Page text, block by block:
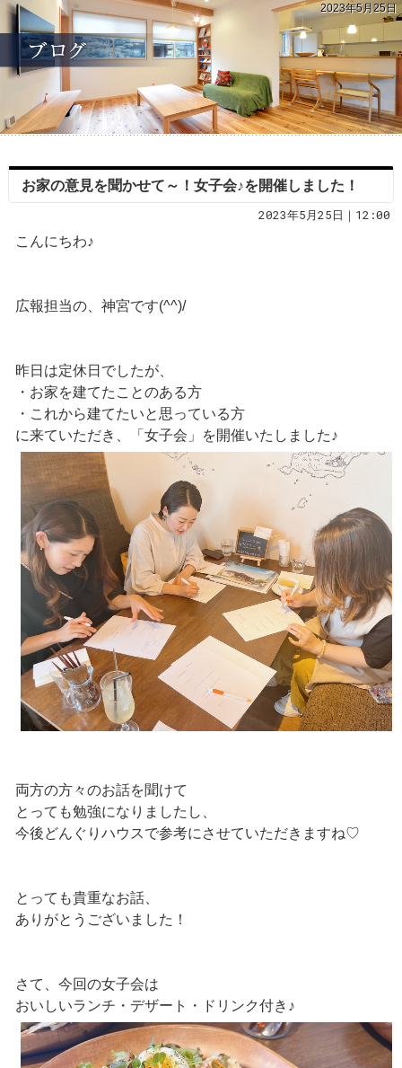
2023年5月25日
お家の意見を聞かせて～！女子会♪を開催しました！
2023年5月25日｜12:00
こんにちわ♪
広報担当の、神宮です(^^)/
昨日は定休日でしたが、
・お家を建てたことのある方
・これから建てたいと思っている方
に来ていただき、「女子会」を開催いたしました♪
両方の方々のお話を聞けて
とっても勉強になりましたし、
今後どんぐりハウスで参考にさせていただきますね♡
とっても貴重なお話、
ありがとうございました！
さて、今回の女子会は
おいしいランチ・デザート・ドリンク付き♪